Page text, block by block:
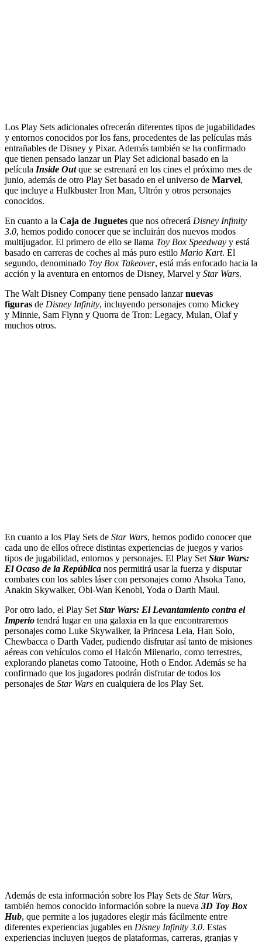
Los Play Sets adicionales ofrecerán diferentes tipos de jugabilidades
y entornos conocidos por los fans, procedentes de las películas más
entrañables de Disney y Pixar. Además también se ha confirmado
que tienen pensado lanzar un Play Set adicional basado en la
película Inside Outque se estrenará en los cines el próximo mes de
junio, además de otro Play Set basado en el universo de Marvel,
que incluye a Hulkbuster Iron Man, Ultrón y otros personajes
conocidos.
En cuanto a la Caja de Juguetes que nos ofrecerá Disney Infinity
3.0, hemos podido conocer que se incluirán dos nuevos modos
multijugador. El primero de ello se llama Toy Box Speedway y está
basado en carreras de coches al más puro estilo Mario Kart. El
segundo, denominado Toy Box Takeover, está más enfocado hacia la
acción y la aventura en entornos de Disney, Marvel y Star Wars.
The Walt Disney Company tiene pensado lanzarnuevas
figuras de Disney Infinity, incluyendo personajes como Mickey
y Minnie, Sam Flynn y Quorra de Tron: Legacy, Mulan, Olaf y
muchos otros.
En cuanto a los Play Sets de Star Wars, hemos podido conocer que
cada uno de ellos ofrece distintas experiencias de juegos y varios
tipos de jugabilidad, entornos y personajes. El Play Set Star Wars:
El Ocaso de la República nos permitirá usar la fuerza y disputar
combates con los sables láser con personajes como Ahsoka Tano,
Anakin Skywalker, Obi-Wan Kenobi, Yoda o Darth Maul.
Por otro lado, el Play Set Star Wars: El Levantamiento contra el
Imperio tendrá lugar en una galaxia en la que encontraremos
personajes como Luke Skywalker, la Princesa Leia, Han Solo,
Chewbacca o Darth Vader, pudiendo disfrutar así tanto de misiones
aéreas con vehículos como el Halcón Milenario, como terrestres,
explorando planetas como Tatooine, Hoth o Endor. Además se ha
confirmado que los jugadores podrán disfrutar de todos los
personajes de Star Wars en cualquiera de los Play Set.
Además de esta información sobre los Play Sets de Star Wars,
también hemos conocido información sobre la nueva 3D Toy Box
Hub, que permite a los jugadores elegir más fácilmente entre
diferentes experiencias jugables en Disney Infinity 3.0. Estas
experiencias incluyen juegos de plataformas, carreras, granjas y